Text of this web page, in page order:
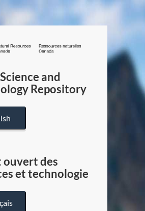
/
Canada
and
Repository
ouvert des
et technologie